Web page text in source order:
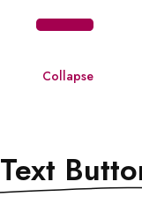
Collapse
Text